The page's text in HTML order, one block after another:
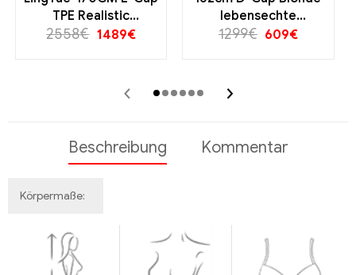
TPE Realistic
Rollenspiel Sexpuppe
2558€ 1489€
lebensechte
sexpuppen Fire Doll |
1299€ 609€
‹ ›
Beschreibung Kommentar
Körpermaße: